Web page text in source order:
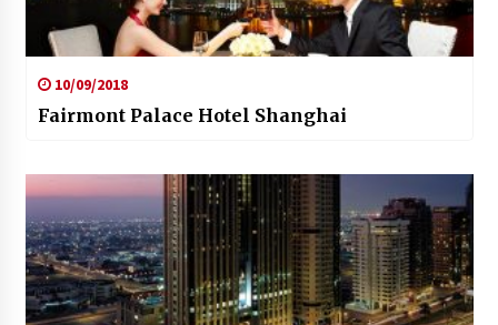
10/09/2018
Fairmont Palace Hotel Shanghai